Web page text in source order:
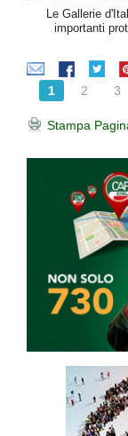
Le Gallerie
importanti
1 2 3
Stampa